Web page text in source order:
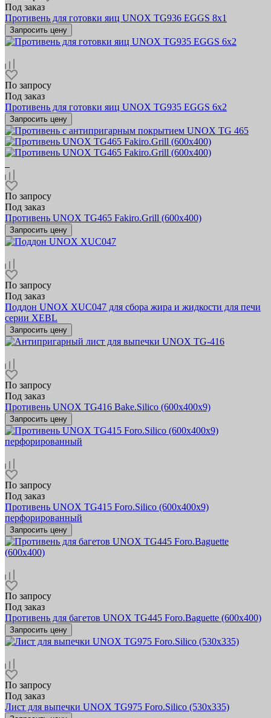
Под заказ
Противень для готовки яиц UNOX TG936 EGGS 8x1
Запросить цену
По запросу
Под заказ
Противень для готовки яиц UNOX TG935 EGGS 6x2
Запросить цену
По запросу
Под заказ
Противень UNOX TG465 Fakiro.Grill (600х400)
Запросить цену
По запросу
Под заказ
Поддон UNOX XUC047 для сбора жира и жидкости для печи
серии XEBL
Запросить цену
По запросу
Под заказ
Противень UNOX TG416 Bake.Silico (600х400x9)
Запросить цену
По запросу
Под заказ
Противень UNOX TG415 Foro.Silico (600х400x9)
перфорированный
Запросить цену
По запросу
Под заказ
Противень для багетов UNOX TG445 Foro.Baguette (600x400)
Запросить цену
По запросу
Под заказ
Лист для выпечки UNOX TG975 Foro.Silico (530х335)